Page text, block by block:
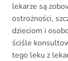
lekarze są
ostrożności,
dzieciom i
ściśle
tego leku z